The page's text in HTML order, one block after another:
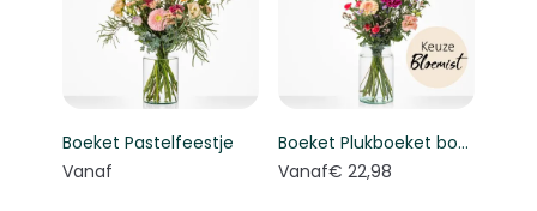
Boeket Pastelfeestje
Vanaf
Boeket Plukboeket bont - Keuze bloemist
Vanaf€ 22,98